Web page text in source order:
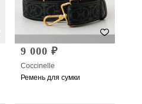
9 000 ₽
Coccinelle
Ремень для сумки